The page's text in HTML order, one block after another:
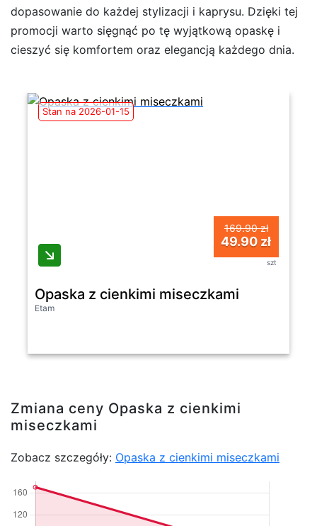
dopasowanie do każdej stylizacji i kaprysu. Dzięki tej
promocji warto sięgnąć po tę wyjątkową opaskę i
cieszyć się komfortem oraz elegancją każdego dnia.
Stan na 2026-01-15
169.90 zł
49.90 zł
szt
Opaska z cienkimi miseczkami
Etam
Zmiana ceny Opaska z cienkimi
miseczkami
Zobacz szczegóły: Opaska z cienkimi miseczkami